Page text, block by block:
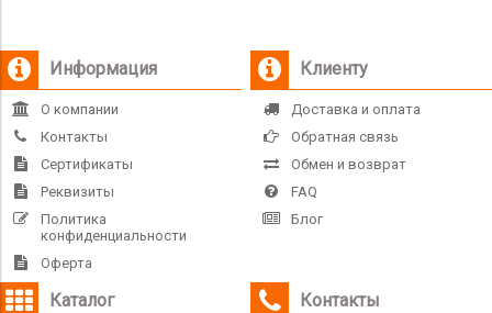
Информация
О компании
Контакты
Сертификаты
Реквизиты
Политика
конфиденциальности
Оферта
Клиенту
Доставка и оплата
Обратная связь
Обмен и возврат
FAQ
Блог
Каталог Контакты